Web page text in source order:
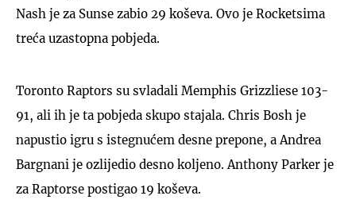
Nash je za Sunse zabio 29 koševa. Ovo je Rocketsima
treća uzastopna pobjeda.
Toronto Raptors su svladali Memphis Grizzliese 103-
91, ali ih je ta pobjeda skupo stajala. Chris Bosh je
napustio igru s istegnućem desne prepone, a Andrea
Bargnani je ozlijedio desno koljeno. Anthony Parker je
za Raptorse postigao 19 koševa.